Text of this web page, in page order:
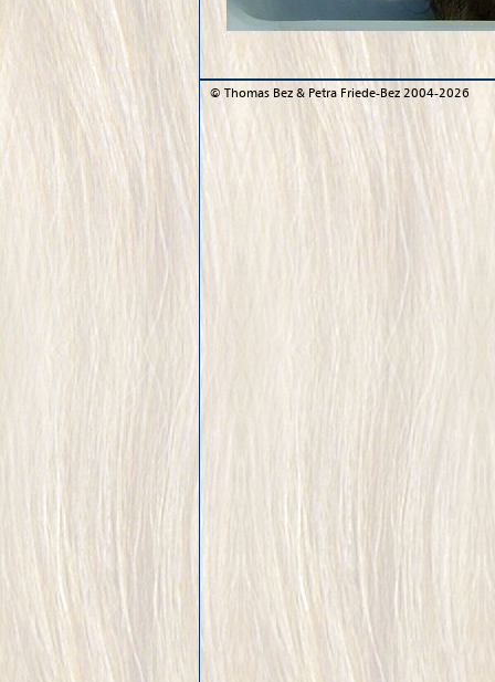
© Thomas Bez & Petra Friede-Bez 2004-2026